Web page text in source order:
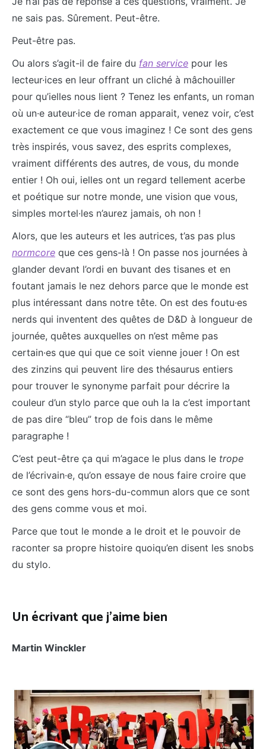
ne sais pas. Sûrement. Peut-être.
Peut-être pas.
Ou alors s’agit-il de faire du fan service pour les
lecteur·ices en leur offrant un cliché à mâchouiller
pour qu’ielles nous lient ? Tenez les enfants, un roman
où un·e auteur·ice de roman apparait, venez voir, c’est
exactement ce que vous imaginez ! Ce sont des gens
très inspirés, vous savez, des esprits complexes,
vraiment différents des autres, de vous, du monde
entier ! Oh oui, ielles ont un regard tellement acerbe
et poétique sur notre monde, une vision que vous,
simples mortel·les n’aurez jamais, oh non !
Alors, que les auteurs et les autrices, t’as pas plus
normcore que ces gens-là ! On passe nos journées à
glander devant l’ordi en buvant des tisanes et en
foutant jamais le nez dehors parce que le monde est
plus intéressant dans notre tête. On est des foutu·es
nerds qui inventent des quêtes de D&D à longueur de
journée, quêtes auxquelles on n’est même pas
certain·es que qui que ce soit vienne jouer ! On est
des zinzins qui peuvent lire des thésaurus entiers
pour trouver le synonyme parfait pour décrire la
couleur d’un stylo parce que ouh la la c’est important
de pas dire “bleu” trop de fois dans le même
paragraphe !
C’est peut-être ça qui m’agace le plus dans le trope
de l’écrivain·e, qu’on essaye de nous faire croire que
ce sont des gens hors-du-commun alors que ce sont
des gens comme vous et moi.
Parce que tout le monde a le droit et le pouvoir de
raconter sa propre histoire quoiqu’en disent les snobs
du stylo.
Un écrivant que j’aime bien
Martin Winckler